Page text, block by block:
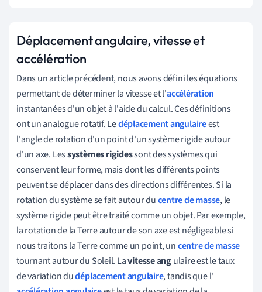
Déplacement angulaire, vitesse et
accélération
Dans un article précédent, nous avons défini les équations
permettant de déterminer la vitesse et l'accélération
instantanées d'un objet à l'aide du calcul. Ces définitions
ont un analogue rotatif. Ledéplacement angulaireest
l'angle de rotation d'un point d'un système rigide autour
d'un axe. Lessystèmes rigidessont des systèmes qui
conservent leur forme, mais dont les différents points
peuvent se déplacer dans des directions différentes. Si la
rotation du système se fait autour ducentre de masse, le
système rigide peut être traité comme un objet. Par exemple,
la rotation de la Terre autour de son axe est négligeable si
nous traitons la Terre comme un point, uncentre de masse
tournant autour du Soleil. Lavitesse angulaire est le taux
de variation dudéplacement angulaire, tandis que l'